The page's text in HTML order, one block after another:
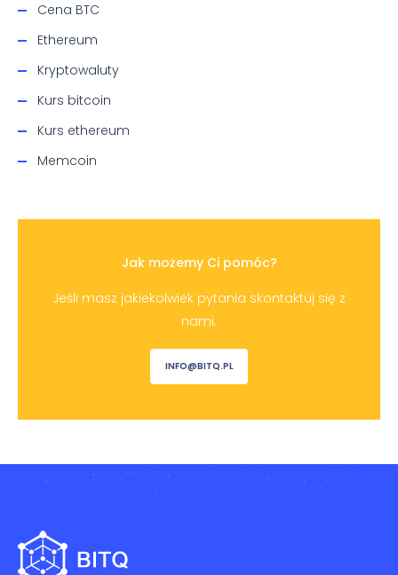
Cena BTC
Ethereum
Kryptowaluty
Kurs bitcoin
Kurs ethereum
Memcoin
Jak możemy Ci pomóc?
Jeśli masz jakiekolwiek pytania skontaktuj się z
nami.
INFO@BITQ.PL